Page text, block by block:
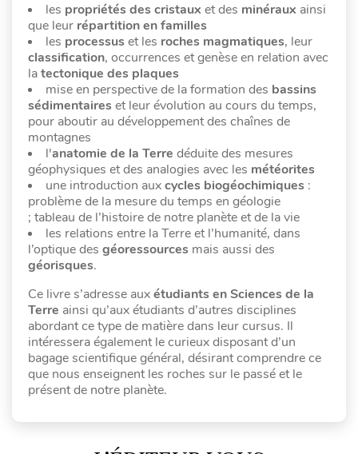
les propriétés des cristaux et des minéraux ainsi
que leur répartition en familles
les processus et les roches magmatiques, leur
classification, occurrences et genèse en relation avec
latectonique des plaques
mise en perspective de la formation des bassins
sédimentaires et leur évolution au cours du temps,
pour aboutir au développement des chaînes de
montagnes
l'anatomie de la Terre déduite des mesures
géophysiques et des analogies avec les météorites
une introduction auxcycles biogéochimiques :
problème de la mesure du temps en géologie
; tableau de l’histoire de notre planète et de la vie
les relations entre la Terre et l’humanité, dans
l’optique des géoressources mais aussi des
géorisques.
Ce livre s’adresse auxétudiants en Sciences de la
Terre ainsi qu’aux étudiants d’autres disciplines
abordant ce type de matière dans leur cursus. Il
intéressera également le curieux disposant d’un
bagage scientifique général, désirant comprendre ce
que nous enseignent les roches sur le passé et le
présent de notre planète.